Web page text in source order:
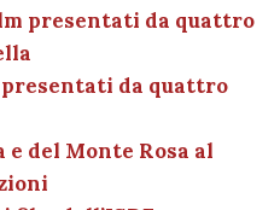
p
presentati da quattro
da quattro
e del Monte Rosa al